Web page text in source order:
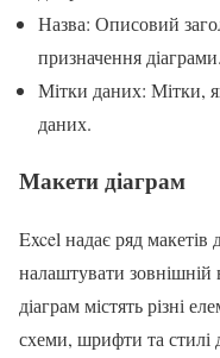
Назва: Описовий
призначення діаграми.
Мітки даних: Мітки,
даних.
Макети діаграм
Excel надає ряд макетів
налаштувати зовнішній
діаграм містять різні
схеми, шрифти та стилі